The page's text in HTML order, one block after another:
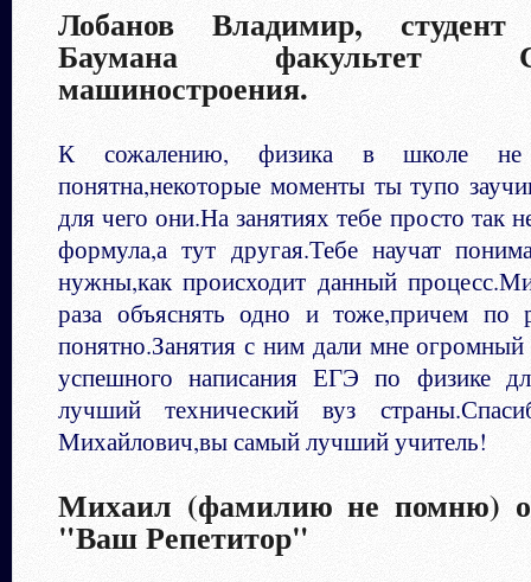
Лобанов Владимир,
Баумана факультет
машиностроения.
К сожалению, физика в школе не
понятна,некоторые моменты ты тупо
для чего они.На занятиях тебе просто так
формула,а тут другая.Тебе научат
нужны,как происходит данный
раза объяснять одно и тоже,причем по
понятно.Занятия с ним дали мне
успешного написания ЕГЭ по физике
лучший технический вуз
Михайлович,вы самый лучший учитель!
Михаил (фамилию не помню)
"Ваш Репетитор"